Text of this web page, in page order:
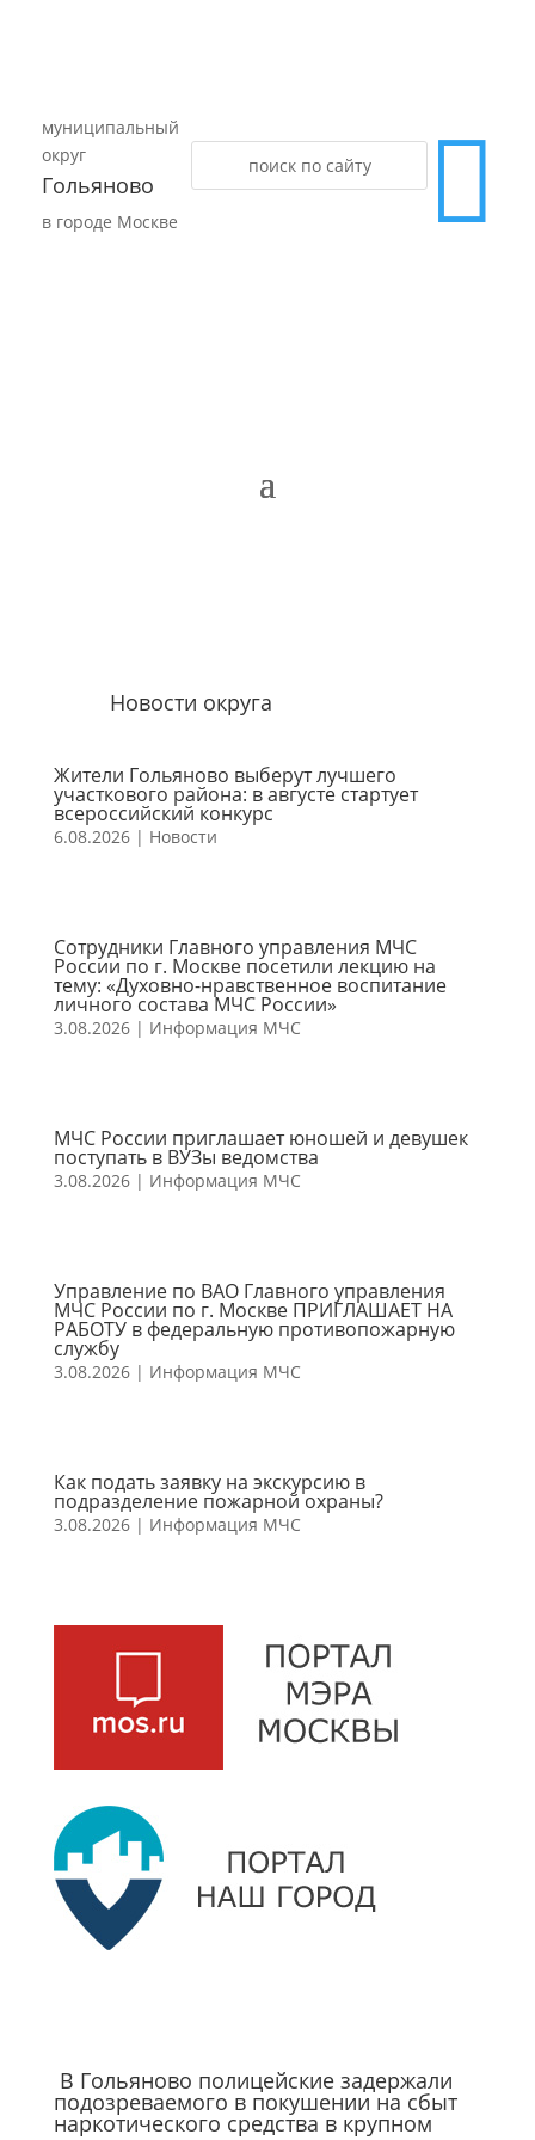
муниципальный
округ
Гольяново
в городе Москве 
Новости округа
Жители Гольяново выберут лучшего
участкового района: в августе стартует
всероссийский конкурс
6.08.2026| Новости
Сотрудники Главного управления МЧС
России по г. Москве посетили лекцию на
тему: «Духовно-нравственное воспитание
личного состава МЧС России»
3.08.2026| Информация МЧС
МЧС России приглашает юношей и девушек
поступать в ВУЗы ведомства
3.08.2026| Информация МЧС
Управление по ВАО Главного управления
МЧС России по г. Москве ПРИГЛАШАЕТ НА
РАБОТУ в федеральную противопожарную
службу
3.08.2026| Информация МЧС
Как подать заявку на экскурсию в
подразделение пожарной охраны?
3.08.2026| Информация МЧС
В Гольяново полицейские задержали
подозреваемого в покушении на сбыт
наркотического средства в крупном